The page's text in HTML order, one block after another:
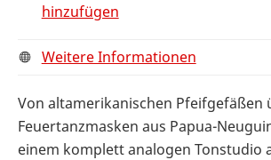
hinzufügen
Weitere Informationen
Von altamerikanischen Pfeifgefäßen
Feuertanzmasken aus Papua-
einem komplett analogen Tonstudio